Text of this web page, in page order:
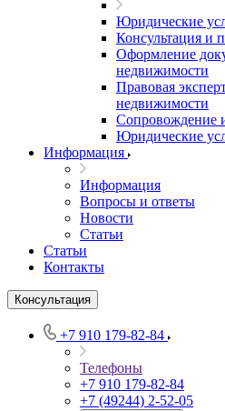
Юридические
Консультация и
Оформление
недвижимости
Правовая
недвижимости
Сопровождение
Юридические
Информация
Информация
Вопросы и ответы
Новости
Статьи
Статьи
Контакты
Консультация
+7 910 179-82-84
Телефоны
+7 910 179-82-84
+7 (49244) 2-52-05